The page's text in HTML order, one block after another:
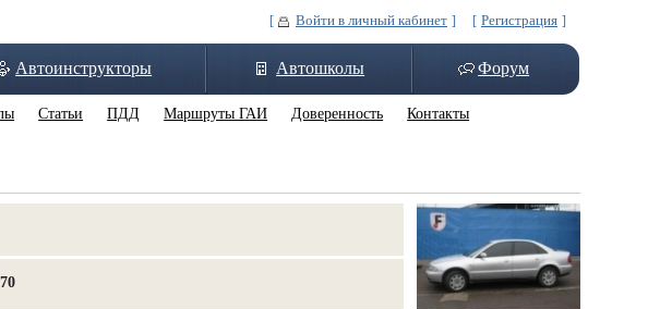
[ Войти в личный кабинет ] [ Регистрация ]
Автоинструкторы Автошколы Форум
Статьи ПДД Маршруты ГАИ Доверенность Контакты